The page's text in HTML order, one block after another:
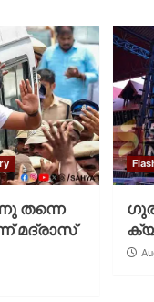
തന്നെ
മദ്രാസ്